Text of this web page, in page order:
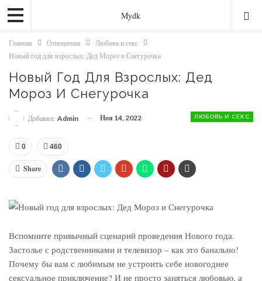
Mydk
Главная Отношения
Любовь и секс
Новый год для взрослых: Дед Мороз и Снегурочка
Новый Год Для Взрослых: Дед
Мороз И Снегурочка
ЛЮБОВЬ И СЕКС
Добавил: Admin Ноя 14, 2022
0 460
Share
Вспомните привычный сценарий проведения Нового года.
Застолье с родственниками и телевизор – как это банально!
Почему бы вам с любимым не устроить себе новогоднее
сексуальное приключение? И не просто заняться любовью, а